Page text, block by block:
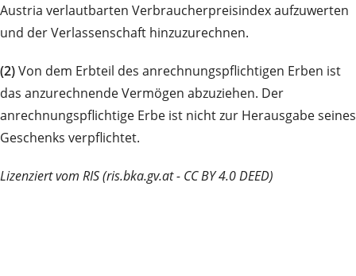
Austria verlautbarten Verbraucherpreisindex aufzuwerten
und der Verlassenschaft hinzuzurechnen.
(2)Von dem Erbteil des anrechnungspflichtigen Erben ist
das anzurechnende Vermögen abzuziehen. Der
anrechnungspflichtige Erbe ist nicht zur Herausgabe seines
Geschenks verpflichtet.
Lizenziert vom RIS (ris.bka.gv.at - CC BY 4.0 DEED)